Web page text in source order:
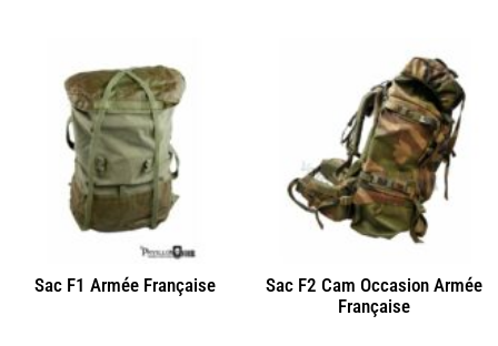
Sac F1 Armée Française
Sac F2 Cam Occasion Armée
Française